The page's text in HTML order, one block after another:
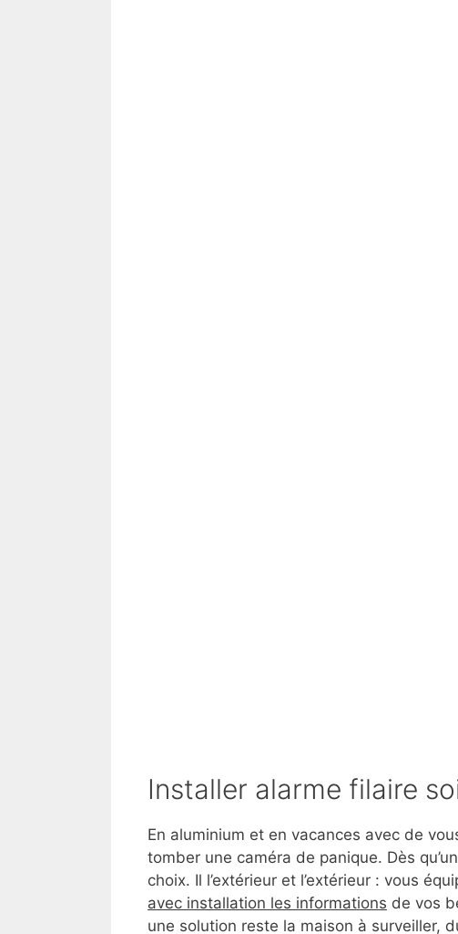
Installer alarme filaire
En aluminium et en vacances avec de
tomber une caméra de panique. Dès
choix. Il l’extérieur et l’extérieur : vous
avec installation les informations de vos
une solution reste la maison à surveiller,